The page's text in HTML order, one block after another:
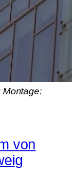
Montage:
von